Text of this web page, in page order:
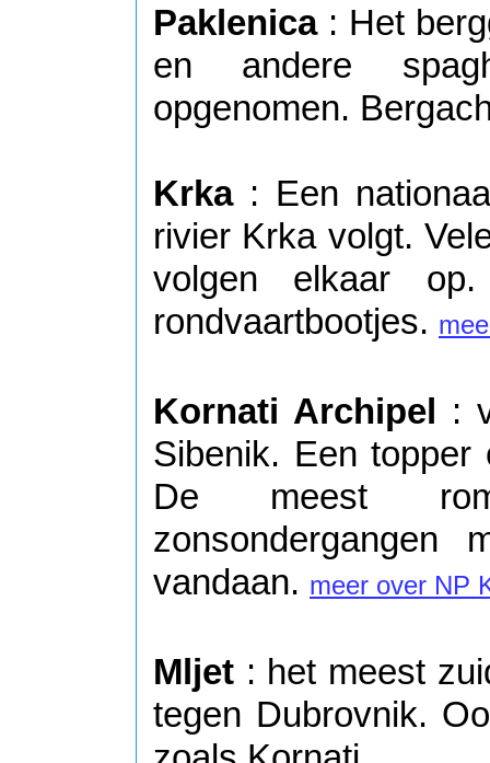
Paklenica : Het
en andere
opgenomen.
Krka: Een
rivier Krka volgt.
volgen elkaar
rondvaartbootjes.
Kornati Archipel :
Sibenik. Een topper
De meest
zonsondergangen
vandaan. meer over NP
Mljet : het meest
tegen Dubrovnik.